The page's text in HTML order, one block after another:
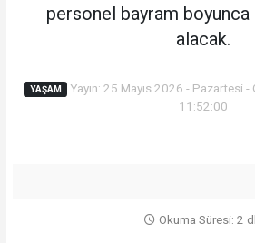
personel bayram
alacak.
YAŞAM
Yayın: 25 Mayıs 2026 - Pazartesi
11:52:00
Okuma Süresi: 2